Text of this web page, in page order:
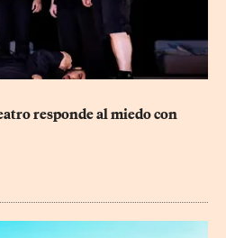
responde al miedo con